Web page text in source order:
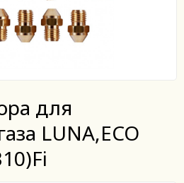
для
LUNA,ECO